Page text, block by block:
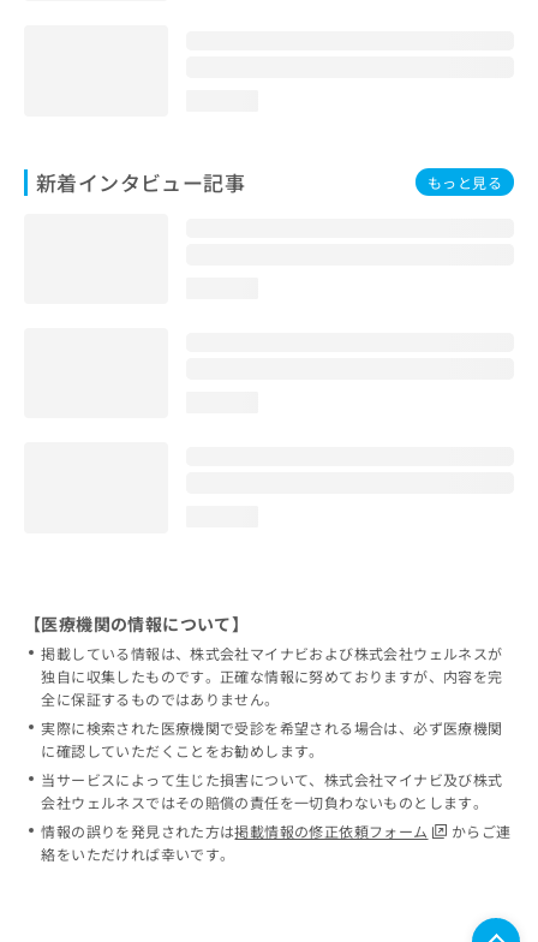
新着インタビュー記事 もっと見る
【医療機関の情報について】
掲載している情報は、株式会社マイナビおよび株式会社ウェルネスが
独自に収集したものです。正確な情報に努めておりますが、内容を完
全に保証するものではありません。
実際に検索された医療機関で受診を希望される場合は、必ず医療機関
に確認していただくことをお勧めします。
当サービスによって生じた損害について、株式会社マイナビ及び株式
会社ウェルネスではその賠償の責任を一切負わないものとします。
情報の誤りを発見された方は掲載情報の修正依頼フォーム
からご連
絡をいただければ幸いです。